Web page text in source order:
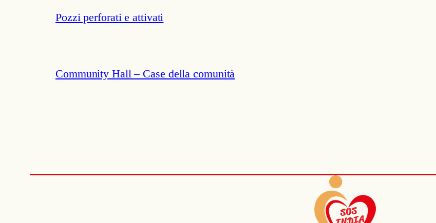
Pozzi perforati e attivati
Community Hall – Case della comunità